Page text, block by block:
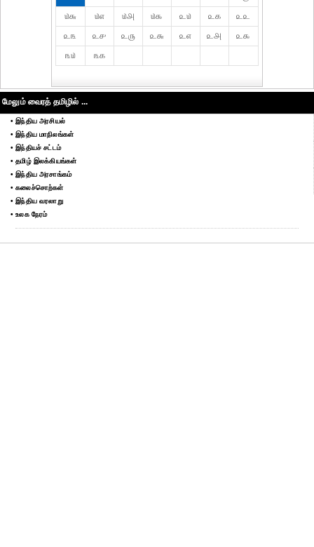
௰௬
௰௭ ௰௮ ௰௯ ௨௰ ௨௧
௨௨
௨௩
௨௪ ௨௫ ௨௬ ௨௭ ௨௮
௨௯
௩௰
௩௧
மேலும் வைரத் தமிழில் ...
• இந்திய அரசியல்
• இந்திய மாநிலங்கள்
• இந்தியச் சட்டம்
• தமிழ் இலக்கியங்கள்
• இந்திய அரசாங்கம்
• கலைச்சொற்கள்
• இந்திய வரலாறு
• உலக நேரம்